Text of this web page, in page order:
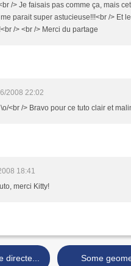
/> Je faisais pas comme ça, mais
parait super astucieuse!!!<br /> Et
/> <br /> Merci du partage
2008 22:02
\o/<br /> Bravo pour ce tuto clair et
18:41
merci Kitty!
directe...